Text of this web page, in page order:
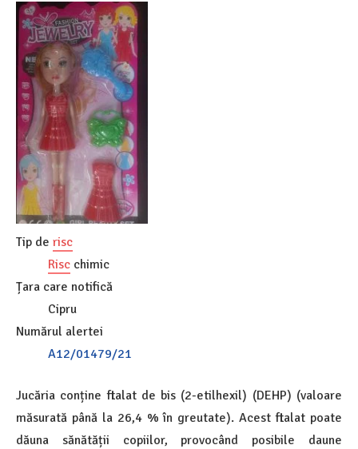
Tip de risc
Risc chimic
Țara care notifică
Cipru
Numărul alertei
A12/01479/21
Jucăria conține ftalat de bis (2-etilhexil) (DEHP) (valoare
măsurată până la 26,4 % în greutate). Acest ftalat poate
dăuna sănătății copiilor, provocând posibile daune